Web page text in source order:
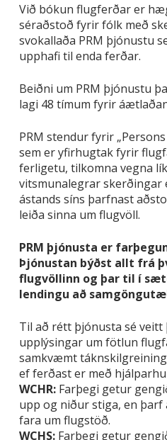
Við bókun flugferðar er
séraðstoð fyrir fólk með
svokallaða PRM þjónustu
upphafi til enda ferðar.
Beiðni um PRM þjónustu
lagi 48 tímum fyrir
PRM stendur fyrir
sem er yfirhugtak fyrir
ferligetu, tilkomna vegna
vitsmunalegrar skerðingar
ástands síns þarfnast
leiða sinna um flugvöll.
PRM þjónusta er
Þjónustan býðst allt frá
flugvöllinn og þar til í
lendingu að
Til að rétt þjónusta sé veitt
upplýsingar um fötlun
samkvæmt
ef ferðast er með
WCHR: Farþegi getur
upp og niður stiga, en
fara um flugstöð.
WCHS: Farþegi getur